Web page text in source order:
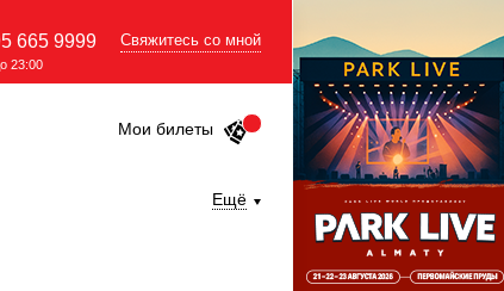
665 9999
23:00
Свяжитесь со мной
Мои билеты
Ещё